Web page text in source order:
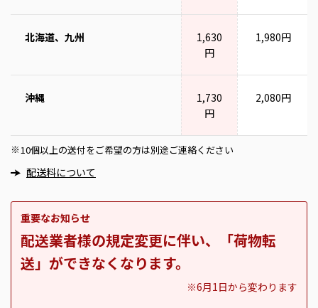
北海道、九州
1,630
円
1,980円
沖縄
1,730
円
2,080円
※ 10個以上の送付をご希望の方は別途ご連絡ください
配送料について
重要なお知らせ
配送業者様の規定変更に伴い、「荷物転
送」ができなくなります。
※6月1日から変わります